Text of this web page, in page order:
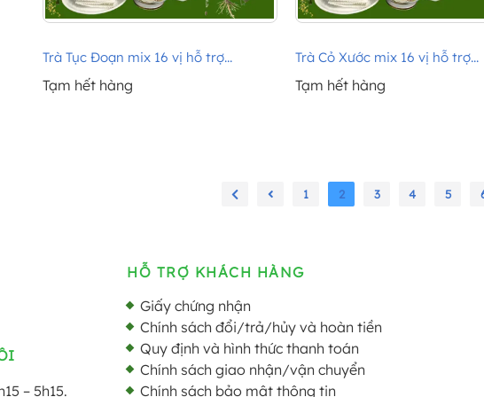
Trà Tục Đoạn mix 16 vị hỗ trợ...
Tạm hết hàng
Trà Cỏ Xước mix 16 vị hỗ trợ...
Tạm hết hàng
1 2 3 4 5
– 5h15.
HỖ TRỢ KHÁCH HÀNG
Giấy chứng nhận
Chính sách đổi/trả/hủy và hoàn tiền
Quy định và hình thức thanh toán
Chính sách giao nhận/vận chuyển
Chính sách bảo mật thông tin